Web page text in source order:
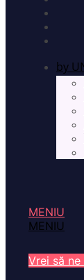
by
MENIU
MENIU
Vrei să ne